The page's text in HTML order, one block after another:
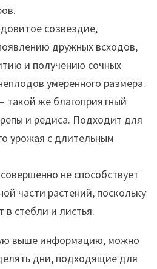
созвездие,
дружных всходов,
и получению сочных
умеренного размера.
такой же благоприятный
и редиса. Подходит для
урожая с длительным
не способствует
части растений, поскольку
в стебли и листья.
выше информацию, можно
дни, подходящие для